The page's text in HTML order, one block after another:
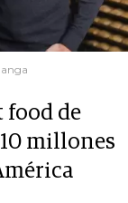
food de
millones